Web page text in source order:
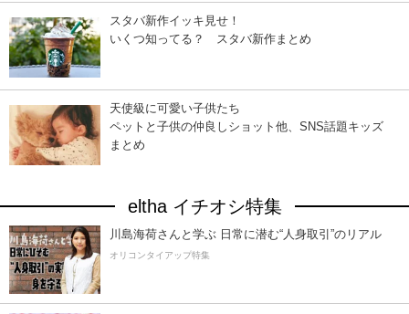
スタバ新作イッキ見せ！
いくつ知ってる？ スタバ新作まとめ
天使級に可愛い子供たち
ペットと子供の仲良しショット他、SNS話題キッズ
まとめ
eltha イチオシ特集
川島海荷さんと学ぶ 日常に潜む“人身取引”のリアル
オリコンタイアップ特集